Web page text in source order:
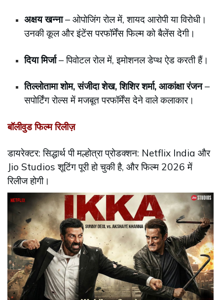
अक्षय खन्ना– ओपोजिंग रोल में, शायद आरोपी या विरोधी।
उनकी कूल और इंटेंस परफॉर्मेंस फिल्म को बैलेंस देगी।
दिया मिर्जा– पिवोटल रोल में, इमोशनल डेप्थ ऐड करती हैं।
तिल्लोतामा शोम, संजीदा शेख, शिशिर शर्मा, आकांक्षा रंजन–
सपोर्टिंग रोल्स में मजबूत परफॉर्मेंस देने वाले कलाकार।
बॉलीवुड फिल्म रिलीज़
डायरेक्टर: सिद्धार्थ पी मल्होत्रा प्रोडक्शन: Netflix India और
Jio Studios शूटिंग पूरी हो चुकी है, और फिल्म 2026 में
रिलीज होगी।